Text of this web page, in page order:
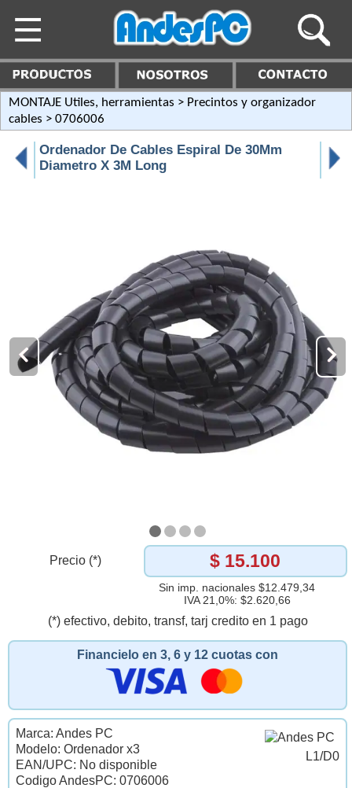
MONTAJE Utiles, herramientas > Precintos y organizador
cables > 0706006
Ordenador De Cables Espiral De 30Mm
Diametro X 3M Long
Precio (*) $ 15.100
Sin imp. nacionales $12.479,34
IVA 21,0%: $2.620,66
(*) efectivo, debito, transf, tarj credito en 1 pago
Financielo en 3, 6 y 12 cuotas con
L1/D0
Marca: Andes PC
Modelo: Ordenador x3
EAN/UPC: No disponible
Codigo AndesPC: 0706006